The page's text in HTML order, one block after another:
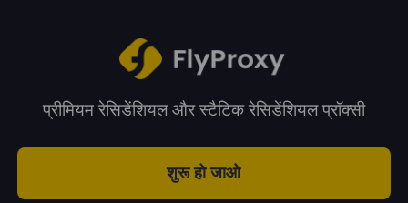
प्रीमियम रेसिडेंशियल और स्टैटिक रेसिडेंशियल प्रॉक्सी
शुरू हो जाओ